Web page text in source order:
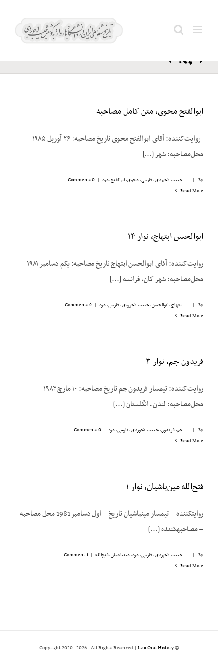
ایرج
(سپهبد)
ابوالفتح محوی، متن کامل مصاحبه
روایت‌کننده: آقای ابوالفتح محوی تاریخ مصاحبه: ۲۶ آوریل ۱۹۸۵
محل‌مصاحبه: شهر [...]
By
|
| حبیب لاجوردی,فارسی,محوی، ابوالفتح,مرد |
0 Comments
Read More
ابوالحسن ابتهاج، نوار ۱۴
روایت‌کننده: آقای ابوالحسن ابتهاج تاریخ مصاحبه: یکم دسامبر ۱۹۸۱
محل‌مصاحبه: شهر کان، فرانسه [...]
By
|
| ابتهاج، ابوالحسن,حبیب لاجوردی,فارسی,مرد |
0 Comments
Read More
فریدون جم، نوار ۳
روایت‌کننده: تیمسار فریدون جم تاریخ مصاحبه: ۱۰ مارچ ۱۹۸۳
محل‌مصاحبه: لندن ـ انگلستان [...]
By
|
| جم، فریدون,حبیب لاجوردی,فارسی,مرد |
0 Comments
Read More
فتح‌الله مین‌باشیان، نوار ۱
روایت­کننده – تیمسار مین­باشیان تاریخ – اول دسامبر 1981 محل مصاحبه
– مصاحبه­کننده [...]
By
|
| حبیب لاجوردی,فارسی,مرد,مینباشیان، فتح‌الله |
1 Comment
Read More
© Copyright 2020 -
2026 | All Rights Reserved | Iran Oral History